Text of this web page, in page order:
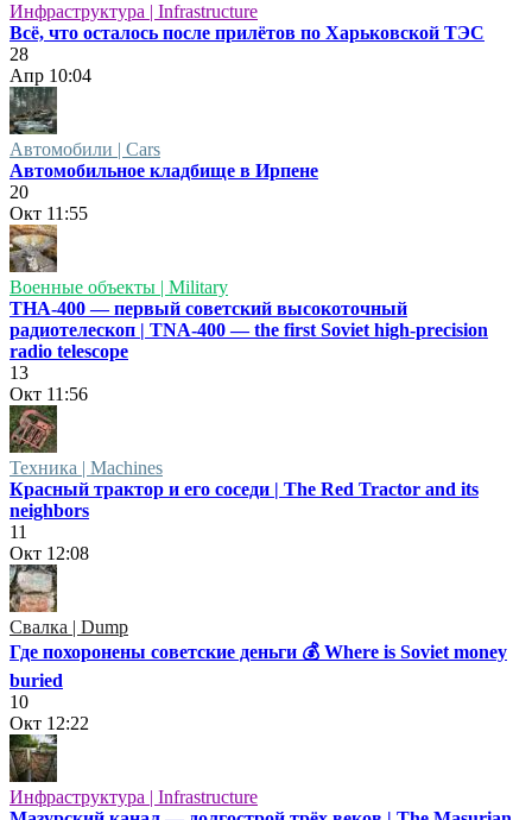
Инфраструктура | Infrastructure
Всё, что осталось после прилётов по Харьковской ТЭС
28
Апр 10:04
Автомобили | Cars
Автомобильное кладбище в Ирпене
20
Окт 11:55
Военные объекты | Military
ТНА-400 — первый советский высокоточный
радиотелескоп | TNA-400 — the first Soviet high-precision
radio telescope
13
Окт 11:56
Техника | Machines
Красный трактор и его соседи | The Red Tractor and its
neighbors
11
Окт 12:08
Свалка | Dump
Где похоронены советские деньги 💰 Where is Soviet money
buried
10
Окт 12:22
Инфраструктура | Infrastructure